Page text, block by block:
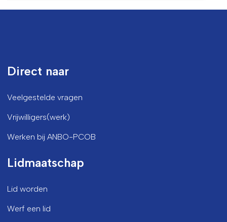
Direct naar
Veelgestelde vragen
Vrijwilligers(werk)
Werken bij ANBO-PCOB
Lidmaatschap
Lid worden
Werf een lid